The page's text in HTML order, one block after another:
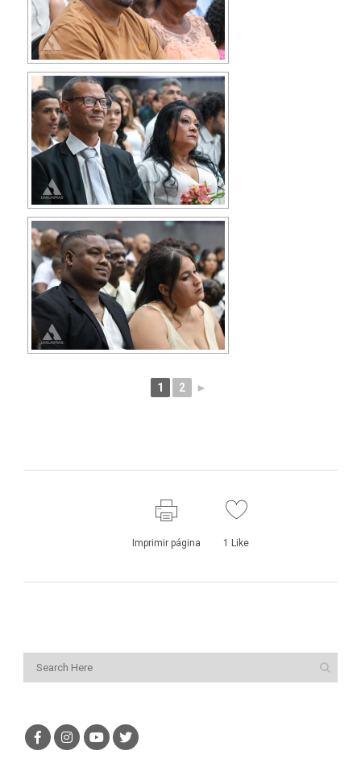
1 2 ►
Imprimir página 1 Like